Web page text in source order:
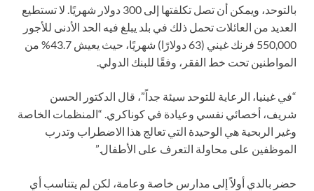
بالتوحد، ويمكن أن تصل تكلفتها إلى 300 دولار شهريًا. لا تستطيع
العديد من العائلات تحمل ذلك في بلد يبلغ فيه الحد الأدنى للأجور
550,000 فرنك غيني (63 دولارًا) شهريًا، حيث يعيش 43.7% من
المواطنين تحت خط الفقر، وفقًا للبنك الدولي.
“في غينيا، الرعاية للتوحد سيئة جداً”، قال الدكتور الحسن
شريف، أخصائي نفسي وعيادة في كوناكري. “المنظمات الخاصة
وغير الربحية هي الوحيدة التي تعالج هذا الاضطراب وتدرب
الموظفين على محاولة التعرف على الأطفال.”
حضر بالدي أولاً إلى مدارس خاصة وعامة، لكن لم يتناسب أي